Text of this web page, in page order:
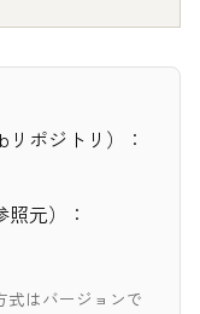
ポジトリ）：
元）：
式はバージョンで